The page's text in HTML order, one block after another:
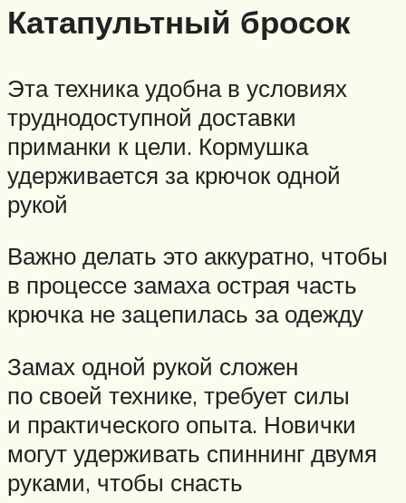
Катапультный бросок
Эта техника удобна в условиях
труднодоступной доставки
приманки к цели. Кормушка
удерживается за крючок одной
рукой
Важно делать это аккуратно, чтобы
в процессе замаха острая часть
крючка не зацепилась за одежду
Замах одной рукой сложен
по своей технике, требует силы
и практического опыта. Новички
могут удерживать спиннинг двумя
руками, чтобы снасть